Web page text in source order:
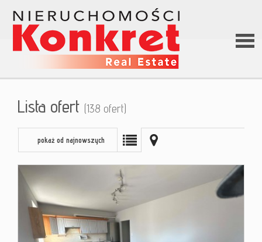
O
Lista ofert (138 ofert)
pokaż od najnowszych